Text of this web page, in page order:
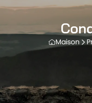
Maison